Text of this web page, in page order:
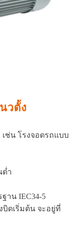
วตั้ง
ช่น โรงจอดรถแบบ
ต่ำ
าน IEC34-5
ดเริ่มต้น จะอยู่ที่